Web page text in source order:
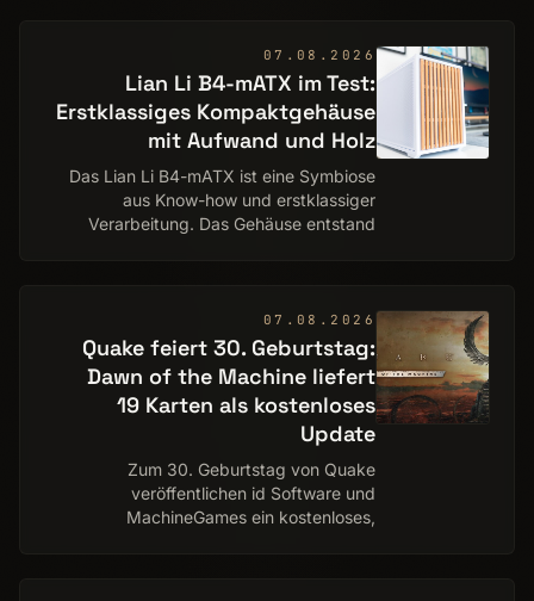
07.08.2026
Lian Li B4-mATX im Test:
Erstklassiges Kompaktgehäuse
mit Aufwand und Holz
Das Lian Li B4-mATX ist eine Symbiose
aus Know-how und erstklassiger
Verarbeitung. Das Gehäuse entstand
07.08.2026
Quake feiert 30. Geburtstag:
Dawn of the Machine liefert
19 Karten als kostenloses
Update
Zum 30. Geburtstag von Quake
veröffentlichen id Software und
MachineGames ein kostenloses,